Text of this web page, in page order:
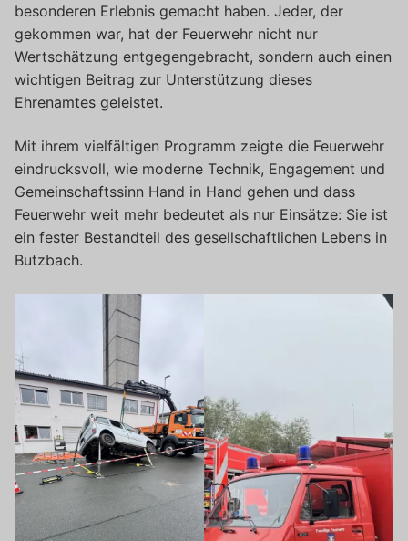
besonderen Erlebnis gemacht haben. Jeder, der
gekommen war, hat der Feuerwehr nicht nur
Wertschätzung entgegengebracht, sondern auch einen
wichtigen Beitrag zur Unterstützung dieses
Ehrenamtes geleistet.
Mit ihrem vielfältigen Programm zeigte die Feuerwehr
eindrucksvoll, wie moderne Technik, Engagement und
Gemeinschaftssinn Hand in Hand gehen und dass
Feuerwehr weit mehr bedeutet als nur Einsätze: Sie ist
ein fester Bestandteil des gesellschaftlichen Lebens in
Butzbach.